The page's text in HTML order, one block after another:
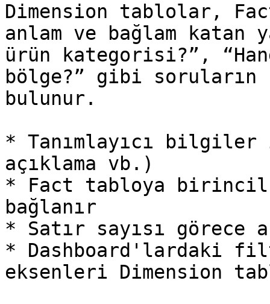
Dimension tablolar,
anlam ve bağlam katan
ürün kategorisi?”,
bölge?” gibi soruların
bulunur.
* Tanımlayıcı
açıklama vb.)
* Fact tabloya birincil
bağlanır
* Satır sayısı görece
* Dashboard'lardaki
eksenleri Dimension